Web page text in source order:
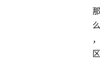
那
么
，
区